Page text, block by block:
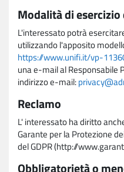
Modalità di
L'interessato potrà
utilizzando l'apposito
https://www.unifi.it/vp-
una e-mail al Responsabile
indirizzo e-mail:
Reclamo
L' interessato ha diritto
Garante per la Protezione
del GDPR (http://
Obbligatorietà o